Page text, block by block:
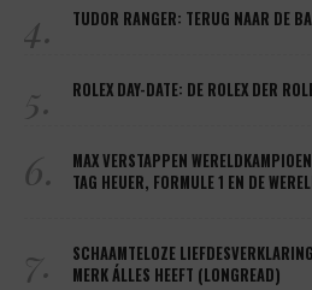
4. TUDOR RANGER: TERUG NAAR DE
5. ROLEX DAY-DATE: DE ROLEX DER
6.
MAX VERSTAPPEN
TAG HEUER, FORMULE 1 EN DE
7.
SCHAAMTELOZE
MERK ÁLLES HEEFT (LONGREAD)